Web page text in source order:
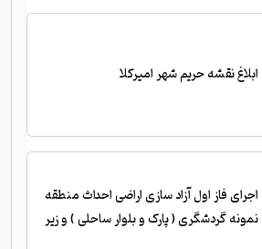
ابلاغ نقشه حریم شهر امیرکلا
اجرای فاز اول آزاد سازی اراضی احداث منطقه
نمونه گردشگری ( پارک و بلوار ساحلی ) و زیر